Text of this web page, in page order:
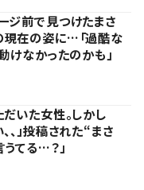
ジ前で見つけたまさ
在の姿に…「過酷な
けなかったのかも」
いた女性。しかし
、」投稿された“まさ
てる…？」